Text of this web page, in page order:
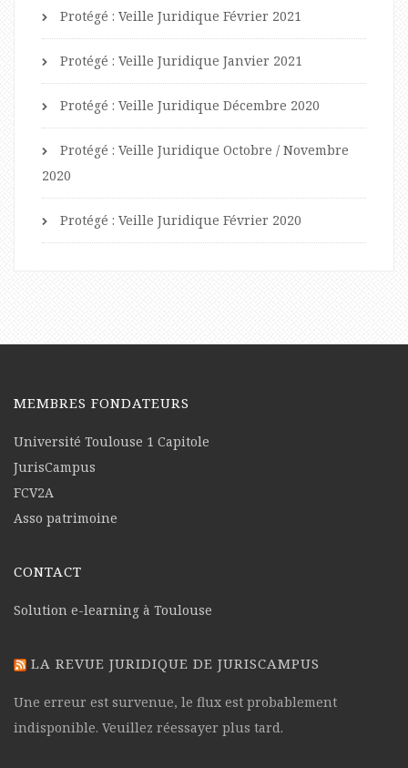
Protégé : Veille Juridique Février 2021
Protégé : Veille Juridique Janvier 2021
Protégé : Veille Juridique Décembre 2020
Protégé : Veille Juridique Octobre / Novembre
2020
Protégé : Veille Juridique Février 2020
MEMBRES FONDATEURS
Université Toulouse 1 Capitole
JurisCampus
FCV2A
Asso patrimoine
CONTACT
Solution e-learning à Toulouse
LA REVUE JURIDIQUE DE JURISCAMPUS
Une erreur est survenue, le flux est probablement
indisponible. Veuillez réessayer plus tard.